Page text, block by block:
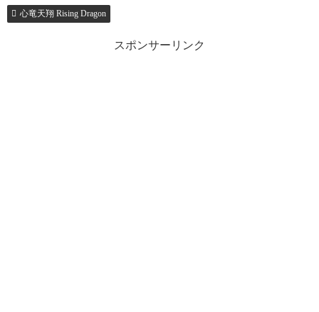
心竜天翔 Rising Dragon
スポンサーリンク